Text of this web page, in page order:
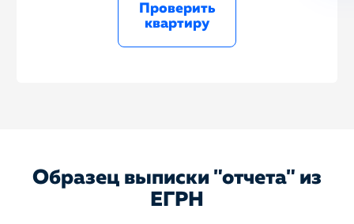
Проверить
квартиру
Образец выписки "отчета" из
ЕГРН